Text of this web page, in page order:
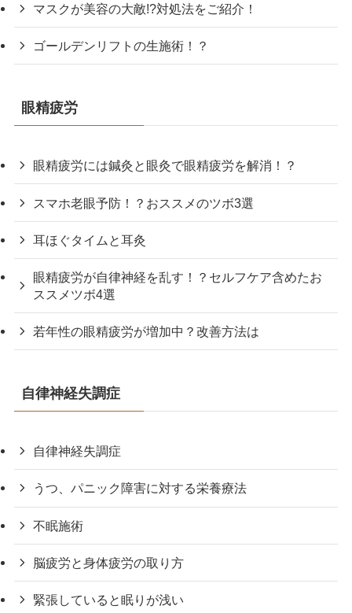
マスクが美容の大敵!?対処法をご紹介！
ゴールデンリフトの生施術！？
眼精疲労
眼精疲労には鍼灸と眼灸で眼精疲労を解消！？
スマホ老眼予防！？おススメのツボ3選
耳ほぐタイムと耳灸
眼精疲労が自律神経を乱す！？セルフケア含めたお
ススメツボ4選
若年性の眼精疲労が増加中？改善方法は
自律神経失調症
自律神経失調症
うつ、パニック障害に対する栄養療法
不眠施術
脳疲労と身体疲労の取り方
緊張していると眠りが浅い